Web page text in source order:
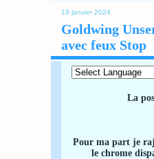
19 janvier 2024
Goldwing
avec feux Stop
La
Pour ma part je
le chrome